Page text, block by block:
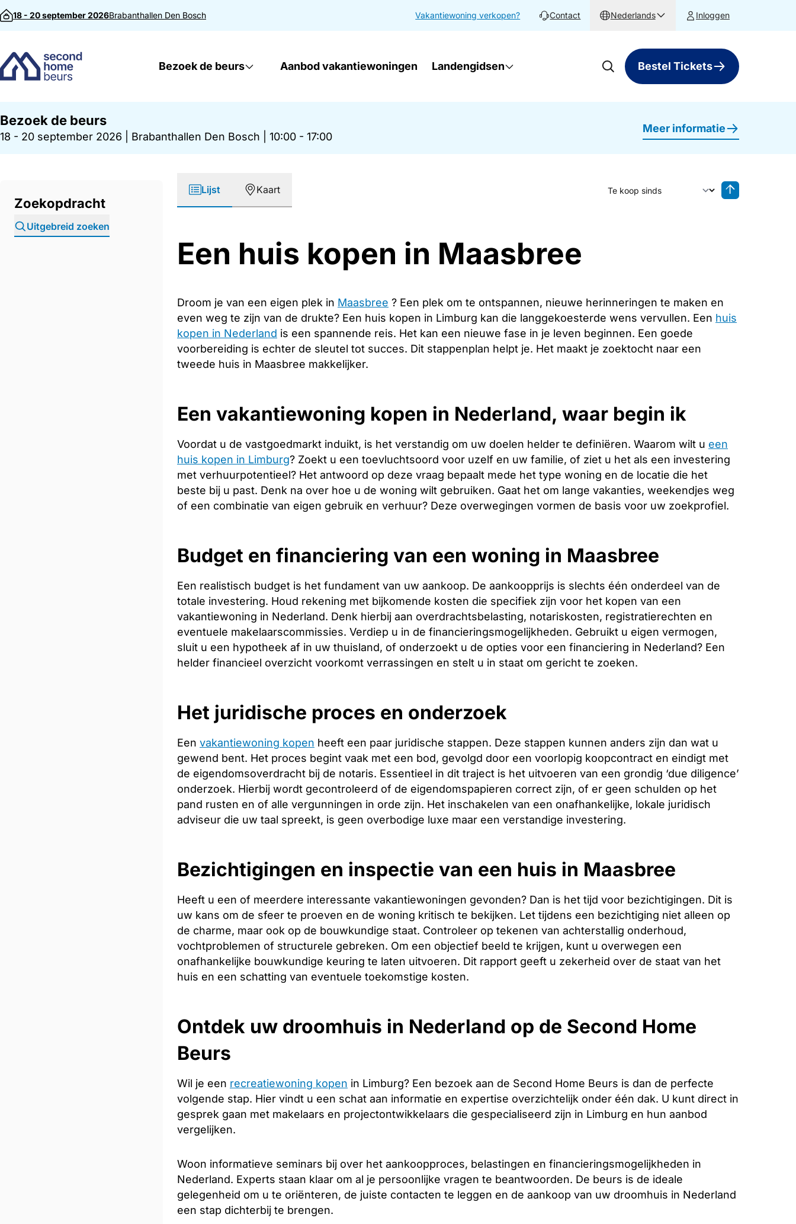
Direct naar inhoud
18 - 20 september 2026Brabanthallen Den Bosch Vakantiewoning verkopen? Contact Nederlands Inloggen
Bezoek de beurs Aanbod vakantiewoningen Landengidsen Bestel Tickets
Bezoek de beurs
18 - 20 september 2026 Brabanthallen Den Bosch 10:00 - 17:00
Meer informatie
Zoekopdracht
Uitgebreid zoeken
Lijst Kaart
Sorteer op
Een huis kopen in Maasbree
Droom je van een eigen plek in Maasbree ? Een plek om te ontspannen, nieuwe herinneringen te maken en
even weg te zijn van de drukte? Een huis kopen in Limburg kan die langgekoesterde wens vervullen. Een huis
kopen in Nederland is een spannende reis. Het kan een nieuwe fase in je leven beginnen. Een goede
voorbereiding is echter de sleutel tot succes. Dit stappenplan helpt je. Het maakt je zoektocht naar een
tweede huis in Maasbree makkelijker.
Een vakantiewoning kopen in Nederland, waar begin ik
Voordat u de vastgoedmarkt induikt, is het verstandig om uw doelen helder te definiëren. Waarom wilt u een
huis kopen in Limburg? Zoekt u een toevluchtsoord voor uzelf en uw familie, of ziet u het als een investering
met verhuurpotentieel? Het antwoord op deze vraag bepaalt mede het type woning en de locatie die het
beste bij u past. Denk na over hoe u de woning wilt gebruiken. Gaat het om lange vakanties, weekendjes weg
of een combinatie van eigen gebruik en verhuur? Deze overwegingen vormen de basis voor uw zoekprofiel.
Budget en financiering van een woning in Maasbree
Een realistisch budget is het fundament van uw aankoop. De aankoopprijs is slechts één onderdeel van de
totale investering. Houd rekening met bijkomende kosten die specifiek zijn voor het kopen van een
vakantiewoning in Nederland. Denk hierbij aan overdrachtsbelasting, notariskosten, registratierechten en
eventuele makelaarscommissies. Verdiep u in de financieringsmogelijkheden. Gebruikt u eigen vermogen,
sluit u een hypotheek af in uw thuisland, of onderzoekt u de opties voor een financiering in Nederland? Een
helder financieel overzicht voorkomt verrassingen en stelt u in staat om gericht te zoeken.
Het juridische proces en onderzoek
Een vakantiewoning kopen heeft een paar juridische stappen. Deze stappen kunnen anders zijn dan wat u
gewend bent. Het proces begint vaak met een bod, gevolgd door een voorlopig koopcontract en eindigt met
de eigendomsoverdracht bij de notaris. Essentieel in dit traject is het uitvoeren van een grondig ‘due diligence’
onderzoek. Hierbij wordt gecontroleerd of de eigendomspapieren correct zijn, of er geen schulden op het
pand rusten en of alle vergunningen in orde zijn. Het inschakelen van een onafhankelijke, lokale juridisch
adviseur die uw taal spreekt, is geen overbodige luxe maar een verstandige investering.
Bezichtigingen en inspectie van een huis in Maasbree
Heeft u een of meerdere interessante vakantiewoningen gevonden? Dan is het tijd voor bezichtigingen. Dit is
uw kans om de sfeer te proeven en de woning kritisch te bekijken. Let tijdens een bezichtiging niet alleen op
de charme, maar ook op de bouwkundige staat. Controleer op tekenen van achterstallig onderhoud,
vochtproblemen of structurele gebreken. Om een objectief beeld te krijgen, kunt u overwegen een
onafhankelijke bouwkundige keuring te laten uitvoeren. Dit rapport geeft u zekerheid over de staat van het
huis en een schatting van eventuele toekomstige kosten.
Ontdek uw droomhuis in Nederland op de Second Home
Beurs
Wil je een recreatiewoning kopen in Limburg? Een bezoek aan de Second Home Beurs is dan de perfecte
volgende stap. Hier vindt u een schat aan informatie en expertise overzichtelijk onder één dak. U kunt direct in
gesprek gaan met makelaars en projectontwikkelaars die gespecialiseerd zijn in Limburg en hun aanbod
vergelijken.
Woon informatieve seminars bij over het aankoopproces, belastingen en financieringsmogelijkheden in
Nederland. Experts staan klaar om al je persoonlijke vragen te beantwoorden. De beurs is de ideale
gelegenheid om u te oriënteren, de juiste contacten te leggen en de aankoop van uw droomhuis in Nederland
een stap dichterbij te brengen.